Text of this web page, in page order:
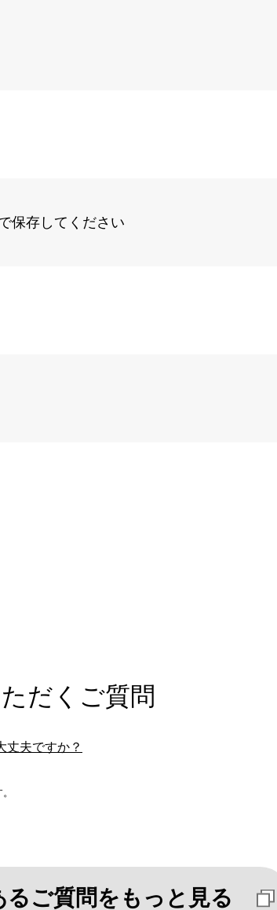
保存してください
だくご質問
丈夫ですか？
るご質問をもっと見る